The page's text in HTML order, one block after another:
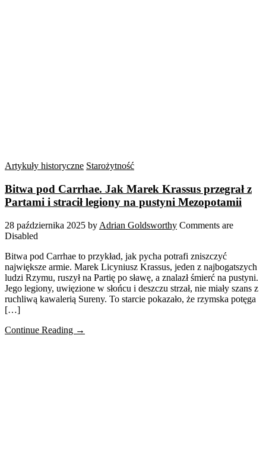
Artykuły historyczne Starożytność
Bitwa pod Carrhae. Jak Marek Krassus przegrał z
Partami i stracił legiony na pustyni Mezopotamii
28 października 2025 by Adrian Goldsworthy Comments are
Disabled
Bitwa pod Carrhae to przykład, jak pycha potrafi zniszczyć
największe armie. Marek Licyniusz Krassus, jeden z najbogatszych
ludzi Rzymu, ruszył na Partię po sławę, a znalazł śmierć na pustyni.
Jego legiony, uwięzione w słońcu i deszczu strzał, nie miały szans z
ruchliwą kawalerią Sureny. To starcie pokazało, że rzymska potęga
[…]
Continue Reading →